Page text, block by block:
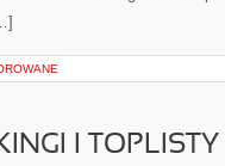
I TOPLISTY